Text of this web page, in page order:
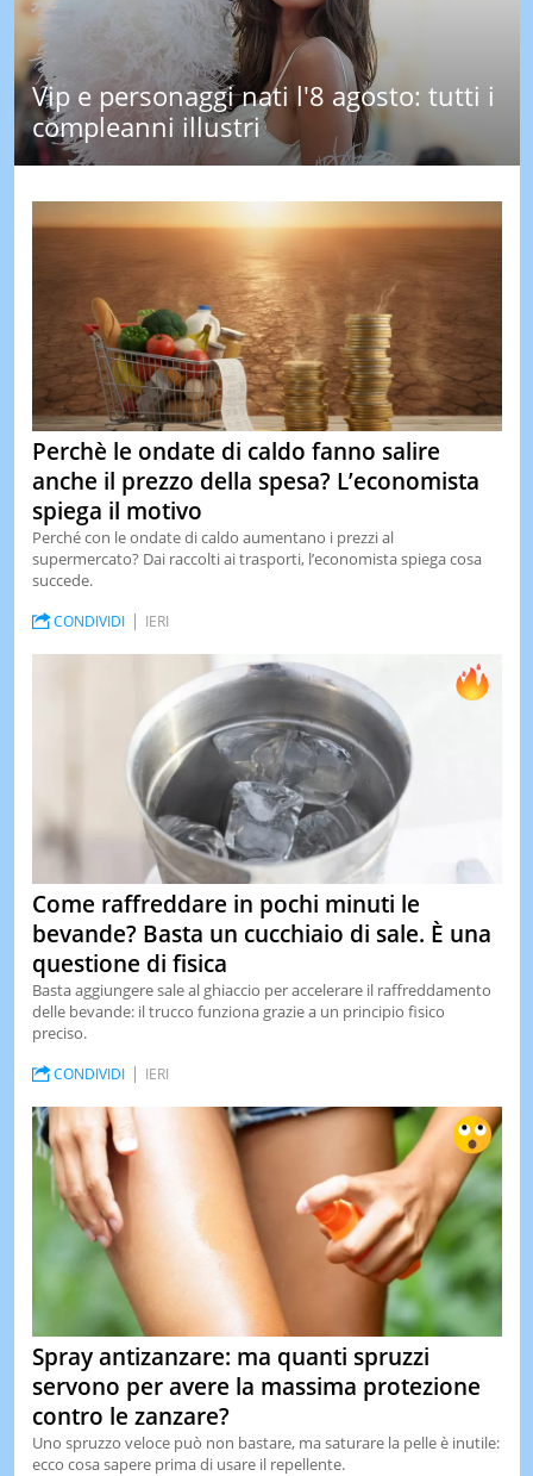
Vip e personaggi nati l'8 agosto: tutti i
compleanni illustri
Perchè le ondate di caldo fanno salire
anche il prezzo della spesa? L’economista
spiega il motivo
Perché con le ondate di caldo aumentano i prezzi al
supermercato? Dai raccolti ai trasporti, l’economista spiega cosa
succede.
CONDIVIDI IERI
Come raffreddare in pochi minuti le
bevande? Basta un cucchiaio di sale. È una
questione di fisica
Basta aggiungere sale al ghiaccio per accelerare il raffreddamento
delle bevande: il trucco funziona grazie a un principio fisico
preciso.
CONDIVIDI IERI
Spray antizanzare: ma quanti spruzzi
servono per avere la massima protezione
contro le zanzare?
Uno spruzzo veloce può non bastare, ma saturare la pelle è inutile:
ecco cosa sapere prima di usare il repellente.